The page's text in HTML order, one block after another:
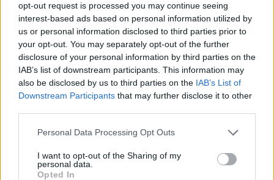
opt-out request is processed you may continue seeing
interest-based ads based on personal information utilized by
us or personal information disclosed to third parties prior to
your opt-out. You may separately opt-out of the further
disclosure of your personal information by third parties on the
IAB’s list of downstream participants. This information may
also be disclosed by us to third parties on the IAB’s List of
Downstream Participants that may further disclose it to other
Personal Data Processing Opt Outs
I want to opt-out of the Sharing of my
personal data.
Opted In